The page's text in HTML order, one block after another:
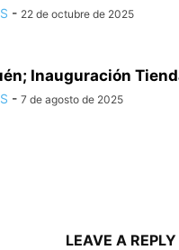
- 22 de octubre de 2025
Inauguración
- 7 de agosto de 2025
LEAVE A REPLY